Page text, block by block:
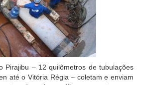
Pirajibu – 12 quilômetros de tubulações
até o Vitória Régia – coletam e enviam